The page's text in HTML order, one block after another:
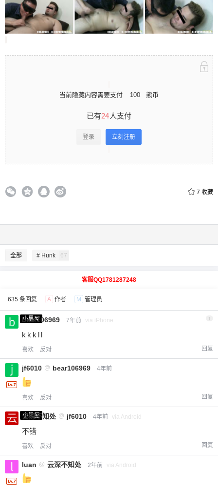
当前隐藏内容需要支付 100 熊币
已有24人支付
登录 立刻注册
7 收藏
全部 # Hunk 67
扫描二维码继续阅读
客服QQ1781287248
635 条回复 A 作者 M 管理员
小黑屋
bear106969 7年前 via iPhone
k k k l l
喜欢 反对 回复
jf6010 @ bear106969 4年前
喜欢 反对 回复
小黑屋
云深不知处 @ jf6010 4年前 via Android
不错
喜欢 反对 回复
luan @ 云深不知处 2年前 via Android